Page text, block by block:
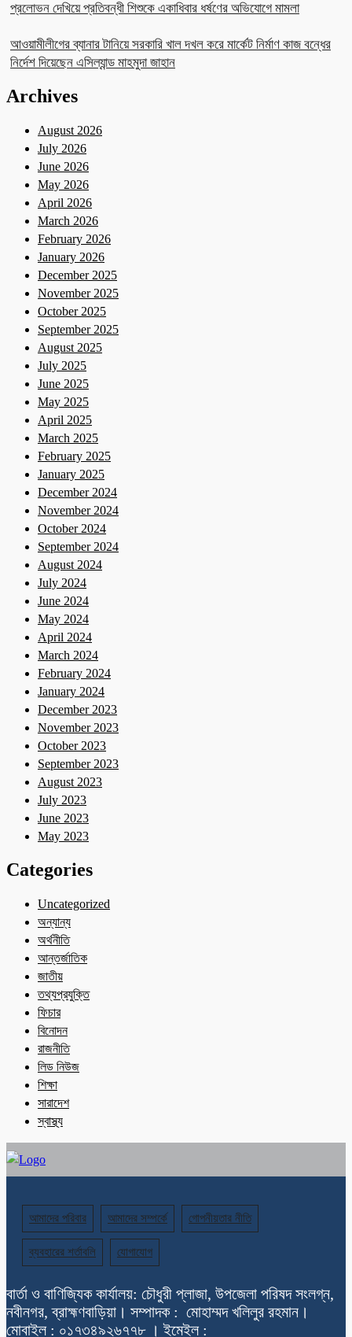
প্রলোভন দেখিয়ে প্রতিবন্ধী শিশুকে একাধিবার ধর্ষণের অভিযোগে মামলা
আওয়ামীলীগের ব্যানার টানিয়ে সরকারি খাল দখল করে মার্কেট নির্মাণ কাজ বন্ধের
নির্দেশ দিয়েছেন এসিল্যান্ড মাহমুদা জাহান
Archives
August 2026
July 2026
June 2026
May 2026
April 2026
March 2026
February 2026
January 2026
December 2025
November 2025
October 2025
September 2025
August 2025
July 2025
June 2025
May 2025
April 2025
March 2025
February 2025
January 2025
December 2024
November 2024
October 2024
September 2024
August 2024
July 2024
June 2024
May 2024
April 2024
March 2024
February 2024
January 2024
December 2023
November 2023
October 2023
September 2023
August 2023
July 2023
June 2023
May 2023
Categories
Uncategorized
অন্যান্য
অর্থনীতি
আন্তর্জাতিক
জাতীয়
তথ্যপ্রযুক্তি
ফিচার
বিনোদন
রাজনীতি
লিড নিউজ
শিক্ষা
সারাদেশ
স্বাস্থ্য
আমাদের পরিবার আমাদের সম্পর্কে গোপনীয়তার নীতি
ব্যবহারের শর্তাবলি যোগাযোগ
বার্তা ও বাণিজ্যিক কার্যালয়: চৌধুরী প্লাজা, উপজেলা পরিষদ সংলগ্ন,
নবীনগর, ব্রাহ্মণবাড়িয়া। সম্পাদক : মোহাম্মদ খলিলুর রহমান।
মোবাইল : ০১৭৩৪৯২৬৭৭৮ । ইমেইল :